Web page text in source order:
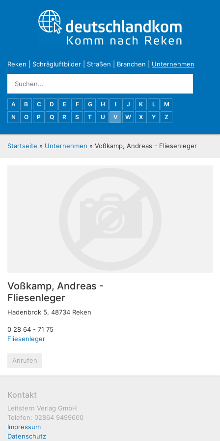
Reken Schrägluftbilder Straßen Branchen Unternehmen
A B C D E F G H I J K L
M
N
O P Q R S T U V W X Y Z
Startseite » Unternehmen » Voßkamp, Andreas - Fliesenleger
Voßkamp, Andreas -
Fliesenleger
Hadenbrok 5, 48734 Reken
0 28 64 - 71 75
Fliesenleger
Anrufen
Kontakt
Leitstern Verlag GmbH
Telefon: 02864 9499600
Impressum
Datenschutz